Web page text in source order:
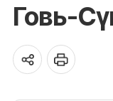
Говь-